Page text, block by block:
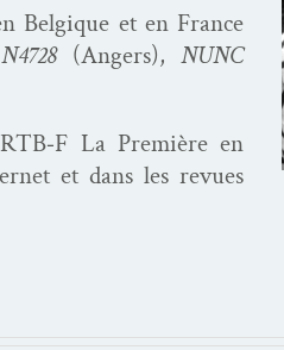
Bel­gique et en France
N4728(Angers),NUNC
La Pre­mière en
et dans les revues